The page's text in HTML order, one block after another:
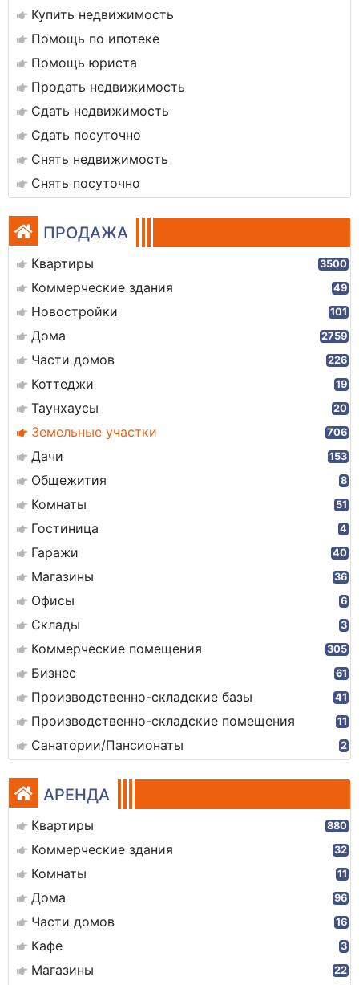
Купить недвижимость
Помощь по ипотеке
Помощь юриста
Продать недвижимость
Сдать недвижимость
Сдать посуточно
Снять недвижимость
Снять посуточно
ПРОДАЖА
Квартиры 3500
Коммерческие здания 49
Новостройки 101
Дома 2759
Части домов 226
Коттеджи 19
Таунхаусы 20
Земельные участки 706
Дачи 153
Общежития 8
Комнаты 51
Гостиница 4
Гаражи 40
Магазины 36
Офисы 6
Склады 3
Коммерческие помещения 305
Бизнес 61
Производственно-складские базы 41
Производственно-складские помещения 11
Санатории/Пансионаты 2
АРЕНДА
Квартиры 880
Коммерческие здания 32
Комнаты 11
Дома 96
Части домов 16
Кафе 3
Магазины 22